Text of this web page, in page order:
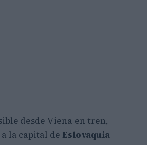
desde Viena en tren,
la capital de Eslovaquia